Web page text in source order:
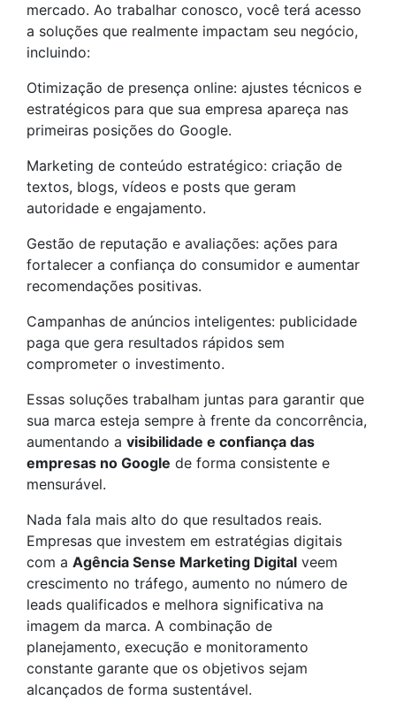
mercado. Ao trabalhar conosco, você terá acesso
a soluções que realmente impactam seu negócio,
incluindo:
Otimização de presença online: ajustes técnicos e
estratégicos para que sua empresa apareça nas
primeiras posições do Google.
Marketing de conteúdo estratégico: criação de
textos, blogs, vídeos e posts que geram
autoridade e engajamento.
Gestão de reputação e avaliações: ações para
fortalecer a confiança do consumidor e aumentar
recomendações positivas.
Campanhas de anúncios inteligentes: publicidade
paga que gera resultados rápidos sem
comprometer o investimento.
Essas soluções trabalham juntas para garantir que
sua marca esteja sempre à frente da concorrência,
aumentando a visibilidade e confiança das
empresas no Google de forma consistente e
mensurável.
Nada fala mais alto do que resultados reais.
Empresas que investem em estratégias digitais
com a Agência Sense Marketing Digital veem
crescimento no tráfego, aumento no número de
leads qualificados e melhora significativa na
imagem da marca. A combinação de
planejamento, execução e monitoramento
constante garante que os objetivos sejam
alcançados de forma sustentável.